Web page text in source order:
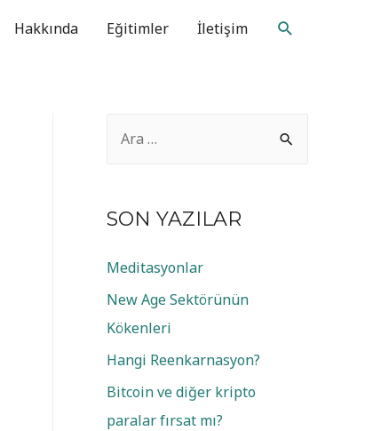
Hakkında Eğitimler İletişim Arama
m
:
SON YAZILAR
Meditasyonlar
New Age Sektörünün
Kökenleri
Hangi Reenkarnasyon?
Bitcoin ve diğer kripto
paralar fırsat mı?